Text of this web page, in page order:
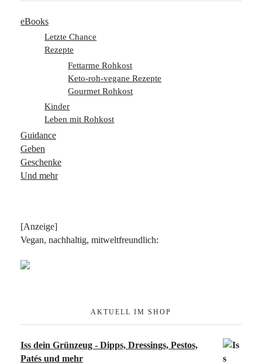
eBooks
Letzte Chance
Rezepte
Fettarme Rohkost
Keto-roh-vegane Rezepte
Gourmet Rohkost
Kinder
Leben mit Rohkost
Guidance
Geben
Geschenke
Und mehr
[Anzeige]
Vegan, nachhaltig, mitweltfreundlich:
AKTUELL IM SHOP
Iss dein Grünzeug - Dipps, Dressings, Pestos,
Patés und mehr